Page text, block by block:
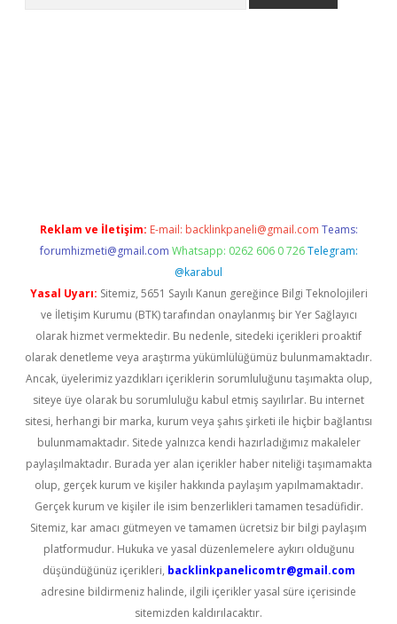
Reklam ve İletişim: E-mail: backlinkpaneli@gmail.com Teams:
forumhizmeti@gmail.com Whatsapp: 0262 606 0 726 Telegram:
@karabul
Yasal Uyarı: Sitemiz, 5651 Sayılı Kanun gereğince Bilgi Teknolojileri
ve İletişim Kurumu (BTK) tarafından onaylanmış bir Yer Sağlayıcı
olarak hizmet vermektedir. Bu nedenle, sitedeki içerikleri proaktif
olarak denetleme veya araştırma yükümlülüğümüz bulunmamaktadır.
Ancak, üyelerimiz yazdıkları içeriklerin sorumluluğunu taşımakta olup,
siteye üye olarak bu sorumluluğu kabul etmiş sayılırlar. Bu internet
sitesi, herhangi bir marka, kurum veya şahıs şirketi ile hiçbir bağlantısı
bulunmamaktadır. Sitede yalnızca kendi hazırladığımız makaleler
paylaşılmaktadır. Burada yer alan içerikler haber niteliği taşımamakta
olup, gerçek kurum ve kişiler hakkında paylaşım yapılmamaktadır.
Gerçek kurum ve kişiler ile isim benzerlikleri tamamen tesadüfidir.
Sitemiz, kar amacı gütmeyen ve tamamen ücretsiz bir bilgi paylaşım
platformudur. Hukuka ve yasal düzenlemelere aykırı olduğunu
düşündüğünüz içerikleri, backlinkpanelicomtr@gmail.com
adresine bildirmeniz halinde, ilgili içerikler yasal süre içerisinde
sitemizden kaldırılacaktır.